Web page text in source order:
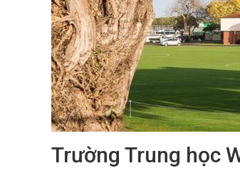
Trường Trung học